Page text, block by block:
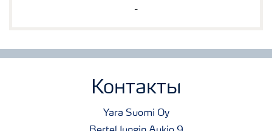
-
Контакты
Yara Suomi Oy